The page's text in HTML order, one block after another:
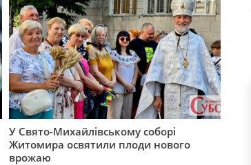
У Свято-Михайлівському соборі
Житомира освятили плоди нового
врожаю